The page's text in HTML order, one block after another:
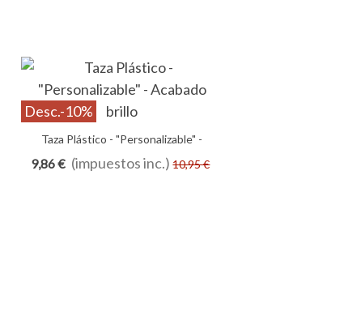
Desc.-10%
Añadir Al Carrito
Taza Plástico - "Personalizable" -
Acabado Brillo
9,86 € (impuestos inc.) 10,95 €